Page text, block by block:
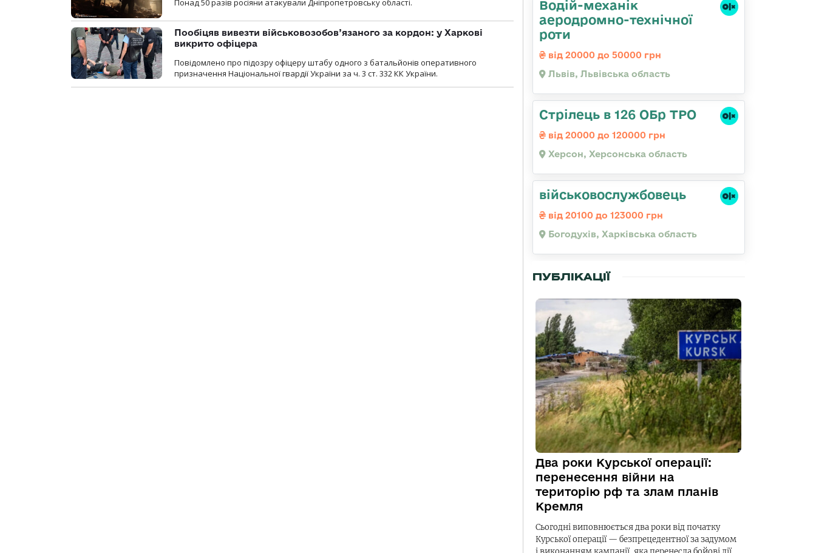
Понад 50 разів росіяни атакували Дніпропетровську області.
Пообіцяв вивезти військовозобов’язаного за кордон: у Харкові
викрито офіцера
Повідомлено про підозру офіцеру штабу одного з батальйонів оперативного
призначення Національної гвардії України за ч. 3 ст. 332 КК України.
Водій-механік
аеродромно-технічної
роти
від 20000 до 50000 грн
Львів, Львівська область
Стрілець в 126 ОБр ТРО
від 20000 до 120000 грн
Херсон, Херсонська область
військовослужбовець
від 20100 до 123000 грн
Богодухів, Харківська область
ПУБЛІКАЦІЇ
Два роки Курської операції:
перенесення війни на
територію рф та злам планів
Кремля
Сьогодні виповнюється два роки від початку
Курської операції — безпрецедентної за задумом